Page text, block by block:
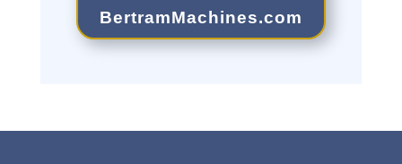
Bertram​Ma​chines​.com